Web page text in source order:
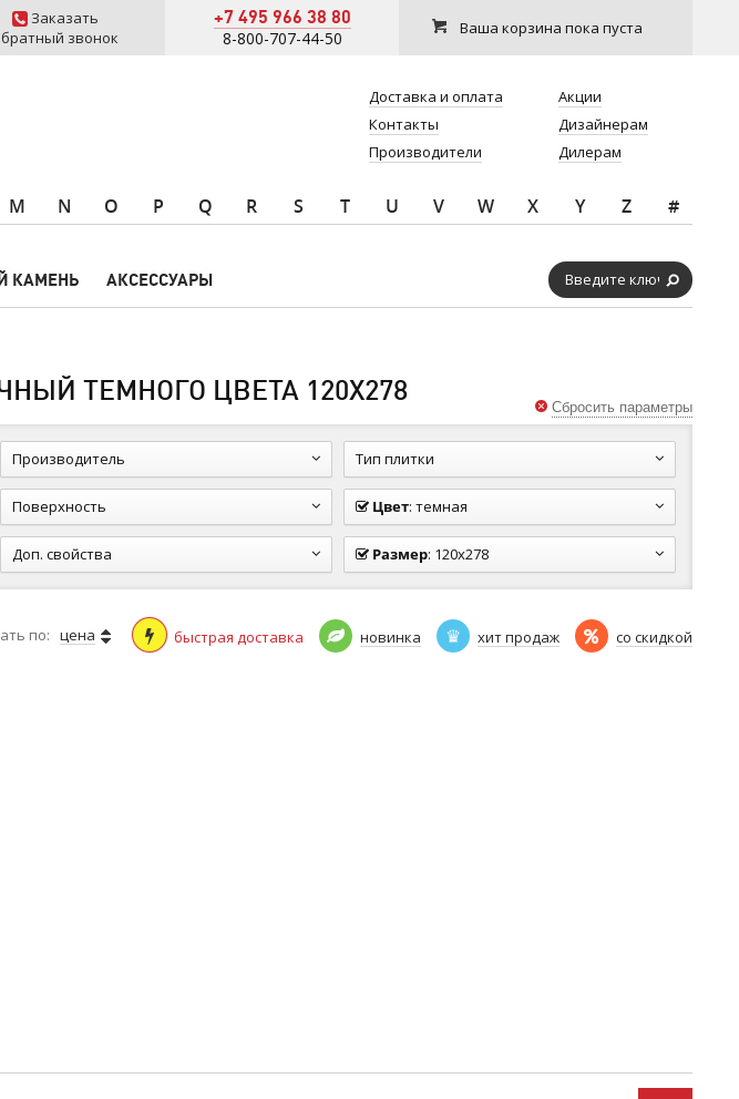
Заказать
звонок
+7 495 966 38 80
8-800-707-44-50 Ваша корзина пока пуста
Доставка и оплата
Контакты
Производители
Акции
Дизайнерам
Дилерам
M N O P Q R S T U V W X Y Z #
КАМЕНЬ АКСЕССУАРЫ
ТЕМНОГО ЦВЕТА 120Х278
Производитель Тип плитки
Поверхность Цвет: темная
Доп. свойства Размер: 120x278
Сбросить параметры
по: цена быстрая доставка новинка хит продаж со скидкой